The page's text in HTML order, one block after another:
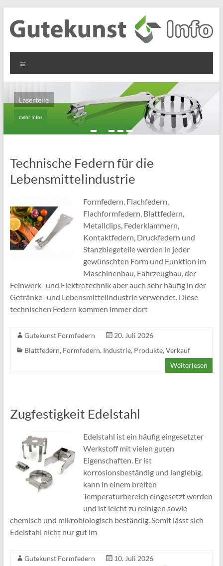
Inhalt
springen
Gutekunst
Formfedern
GmbH
Informationen
Flachmaterial
Laserteile
mehr Infos
Technische Federn für die
Lebensmittelindustrie
Formfedern, Flachfedern,
Flachformfedern, Blattfedern,
Metallclips, Federklammern,
Kontaktfedern, Druckfedern und
Stanzbiegeteile werden in jeder
gewünschten Form und Funktion im
Maschinenbau, Fahrzeugbau, der
Feinwerk- und Elektrotechnik aber auch sehr häufig in der
Getränke- und Lebensmittelindustrie verwendet. Diese
technischen Federn kommen immer dort
Gutekunst Formfedern
20. Juli 2026
Blattfedern, Formfedern, Industrie, Produkte, Verkauf
Weiterlesen
Zugfestigkeit Edelstahl
Edelstahl ist ein häufig eingesetzter
Werkstoff mit vielen guten
Eigenschaften. Er ist
korrosionsbeständig und langlebig,
kann in einem breiten
Temperaturbereich eingesetzt werden
und ist leicht zu reinigen sowie
chemisch und mikrobiologisch beständig. Somit lässt sich
Edelstahl nicht nur gut im
Gutekunst Formfedern
10. Juli 2026